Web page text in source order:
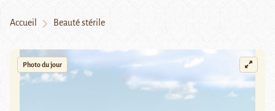
Accueil Beauté stérile
Photo du jour